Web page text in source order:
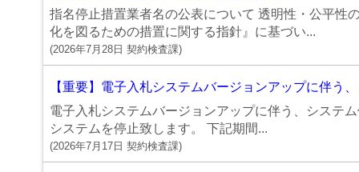
指名停止措置業者名の公表について 透明性・公平性
化を図るための措置に関する指針』に基づい...
(2026年7月28日 契約検査課)
【重要】電子入札システムバージョンアップに伴う
電子入札システムバージョンアップに伴う、システ
システムを停止致します。 下記期間...
(2026年7月17日 契約検査課)